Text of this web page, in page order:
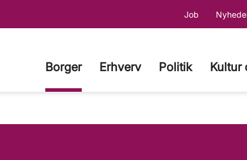
Job
Borger Erhverv Politik Kultur